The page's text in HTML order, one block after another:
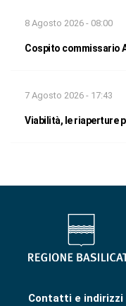
8 Agosto 2026 - 08:00
Cospito commissario
7 Agosto 2026 - 17:43
Viabilità, le riaperture
Contatti e indirizzi